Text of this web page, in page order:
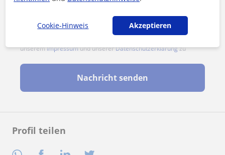
Profil teilen
unseremImpressumund unsererDatenschutzerklärungzu
Nachricht senden
Cookie-Hinweis Akzeptieren